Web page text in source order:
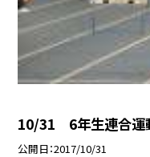
10/31 6年生連合運
公開日 2017/10/31